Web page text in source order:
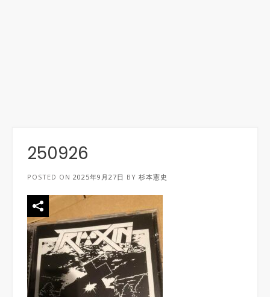
250926
POSTED ON 2025年9月27日 BY 杉本憲史